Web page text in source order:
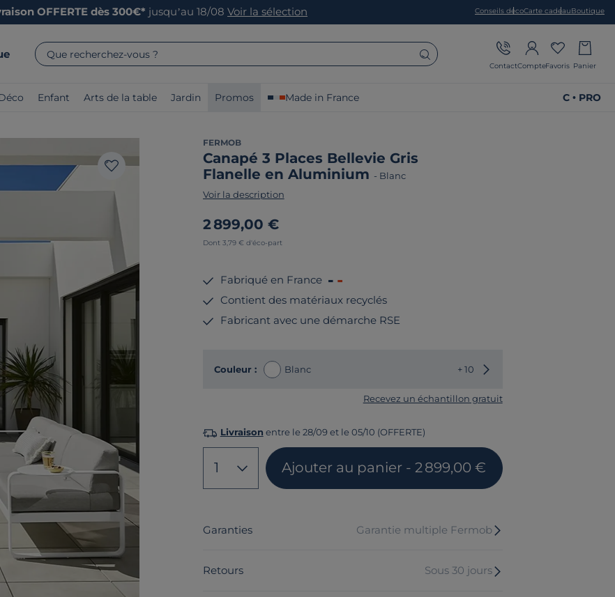
OFFERTE dès 300€* jusqu’au 18/08 Voir la sélection Conseils décoCarte cadeauBoutique
Que recherchez-vous ?
ContactCompteFavoris Panier
Enfant Arts de la table Jardin Promos Made in France C • PRO
FERMOB
Canapé 3 Places Bellevie Gris
Flanelle en Aluminium - Blanc
Voir la description
2 899,00 €
Dont 3,79 € d'éco-part
Fabriqué en France
Contient des matériaux recyclés
Fabricant avec une démarche RSE
Couleur : Blanc + 10 Choisir une autre couleur
Recevez un échantillon gratuit
Livraison entre le 28/09 et le 05/10 (OFFERTE)
1 Ajouter au panier - 2 899,00 €
Garanties Garantie multiple Fermob
Retours Sous 30 jours